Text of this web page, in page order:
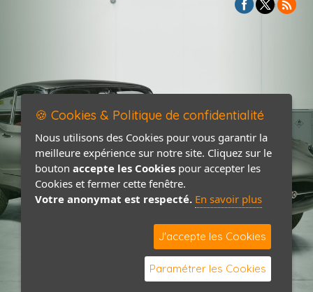
🍪 Cookies & Politique de confidentialité
Nous utilisons des Cookies pour vous garantir la
meilleure expérience sur notre site. Cliquez sur le
bouton accepte les Cookies pour accepter les
Cookies et fermer cette fenêtre.
Votre anonymat est respecté. En savoir plus
J'accepte les Cookies
Paramétrer les Cookies